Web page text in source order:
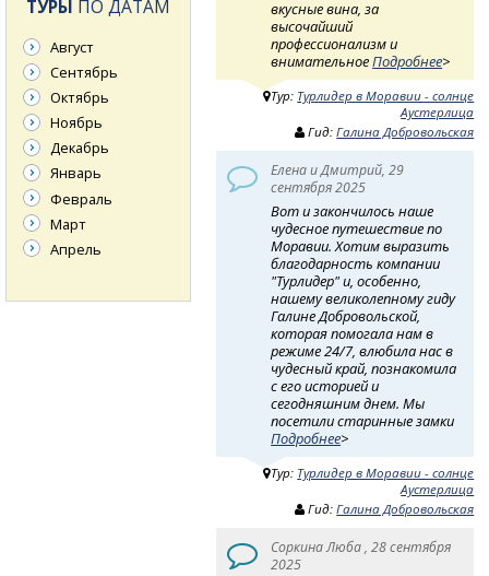
вкусные вина, за
высочайший
профессионализм и
внимательноеПодробнее>
Тур: Турлидер в Моравии - солнце
Аустерлица
Гид:Галина Добровольская
Елена и Дмитрий, 29
сентября 2025
Вот и закончилось наше
чудесное путешествие по
Моравии. Хотим выразить
благодарность компании
"Турлидер" и, особенно,
нашему великолепному гиду
Галине Добровольской,
которая помогала нам в
режиме 24/7, влюбила нас в
чудесный край, познакомила
с его историей и
сегодняшним днем. Мы
посетили старинные замки
Подробнее>
Тур: Турлидер в Моравии - солнце
Аустерлица
Гид:Галина Добровольская
Соркина Люба , 28 сентября
2025
ТУРЫ ПО ДАТАМ
Август
Сентябрь
Октябрь
Ноябрь
Декабрь
Январь
Февраль
Март
Апрель